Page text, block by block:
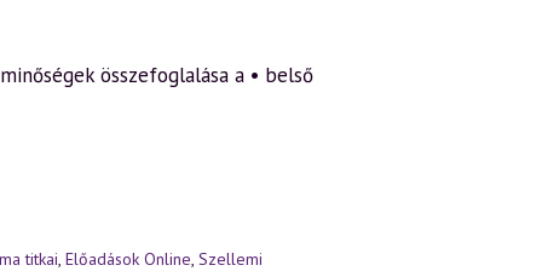
összefoglalása a • belső
titkai, Előadások Online, Szellemi